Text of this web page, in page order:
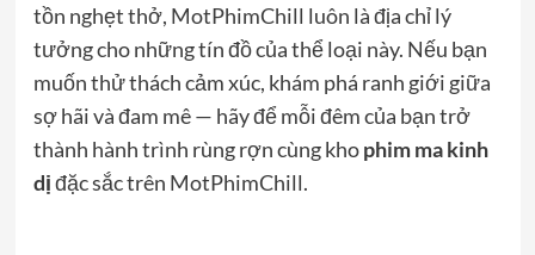
tồn nghẹt thở, MotPhimChill luôn là địa chỉ lý
tưởng cho những tín đồ của thể loại này. Nếu bạn
muốn thử thách cảm xúc, khám phá ranh giới giữa
sợ hãi và đam mê — hãy để mỗi đêm của bạn trở
thành hành trình rùng rợn cùng khophim ma kinh
dịđặc sắc trên MotPhimChill.